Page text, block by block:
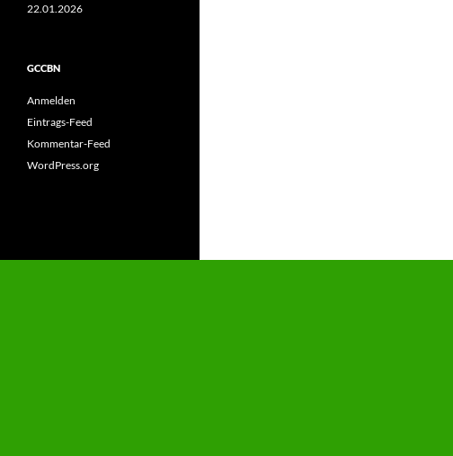
22.01.2026
GCCBN
Anmelden
Eintrags-Feed
Kommentar-Feed
WordPress.org